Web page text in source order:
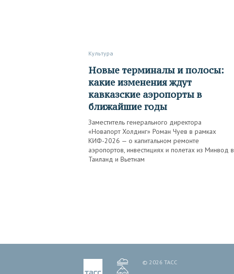
Культура
Новые терминалы и полосы:
какие изменения ждут
кавказские аэропорты в
ближайшие годы
Заместитель генерального директора
«Новапорт Холдинг» Роман Чуев в рамках
КИФ-2026 — о капитальном ремонте
аэропортов, инвестициях и полетах из Минвод в
Таиланд и Вьетнам
© 2026 ТАСС